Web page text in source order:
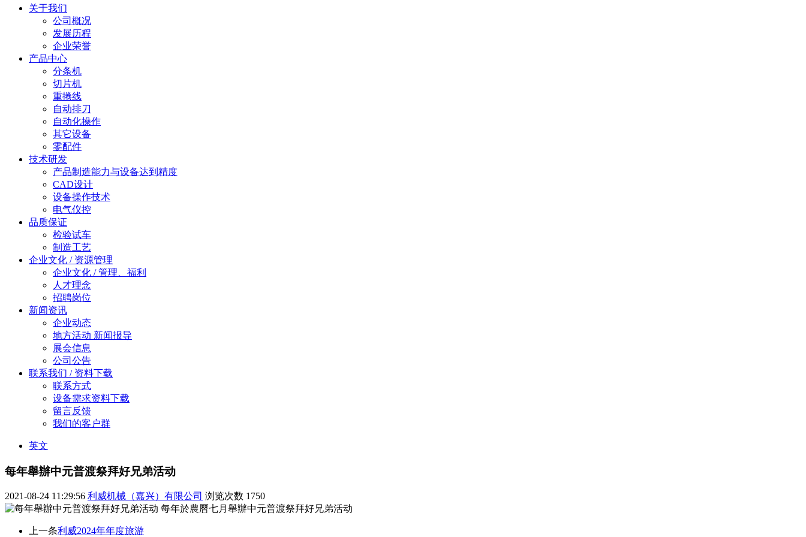
关于我们
公司概况
发展历程
企业荣誉
产品中心
分条机
切片机
重捲线
自动排刀
自动化操作
其它设备
零配件
技术研发
产品制造能力与设备达到精度
CAD设计
设备操作技术
电气仪控
品质保证
检验试车
制造工艺
企业文化 / 资源管理
企业文化 / 管理、福利
人才理念
招聘岗位
新闻资讯
企业动态
地方活动 新闻报导
展会信息
公司公告
联系我们 / 资料下载
联系方式
设备需求资料下载
留言反馈
我们的客户群
英文
每年舉辦中元普渡祭拜好兄弟活动
2021-08-24 11:29:56 利威机械（嘉兴）有限公司 浏览次数 1750
每年於農曆七月舉辦中元普渡祭拜好兄弟活动
上一条利威2024年年度旅游